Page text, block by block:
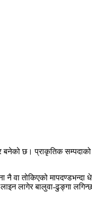
बनेको छ। प्राकृतिक
वा तोकिएको मापदण्डभन्दा
लागेर बालुवा-ढुङ्गा